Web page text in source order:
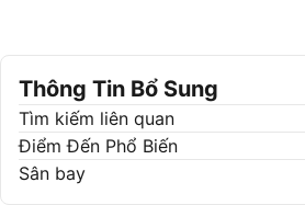
Thông Tin Bổ Sung
Tìm kiếm liên quan
Điểm Đến Phổ Biến
Sân bay